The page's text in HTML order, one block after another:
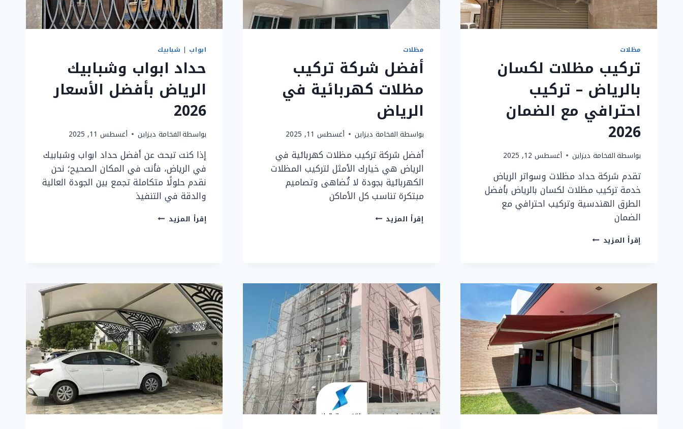
مظلات
تركيب مظلات لكسان
بالرياض – تركيب
احترافي مع الضمان
2026
بواسطةالفخامة ديزاين أغسطس 12, 2025
تقدم شركة حداد مظلات وسواتر الرياض
خدمة تركيب مظلات لكسان بالرياض بأفضل
الطرق الهندسية وتركيب احترافي مع
الضمان
إقرأ المزيد تركيب
–
تركيب
احترافي
مع
الضمان
2026
مظلات
أفضل شركة تركيب
مظلات كهربائية في
الرياض
بواسطة الفخامة ديزاين أغسطس 11, 2025
أفضل شركة تركيب مظلات كهربائية في
الرياض هي خيارك الأمثل لتركيب المظلات
الكهربائية بجودة لا تُضاهى وتصاميم
مبتكرة تناسب كل الأماكن
إقرأ المزيد أفضل
الرياض
ابواب | شبابيك
حداد ابواب وشبابيك
الرياض بأفضل الأسعار
2026
بواسطةالفخامة ديزاين أغسطس 11, 2025
إذا كنت تبحث عن أفضل حداد ابواب وشبابيك
في الرياض، فأنت في المكان الصحيح؛ نحن
نقدم حلولًا متكاملة تجمع بين الجودة العالية
والدقة في التنفيذ
إقرأ المزيد حداد
2026